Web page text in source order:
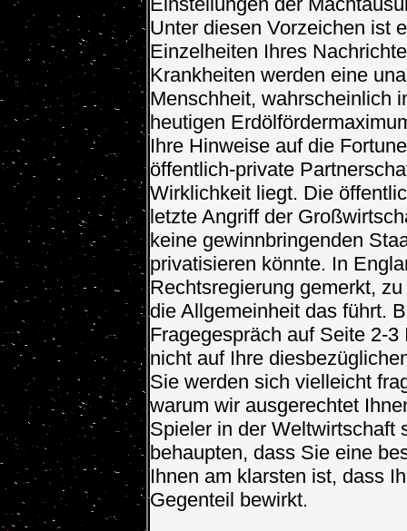
Unter diesen Vorzeichen ist
Einzelheiten Ihres
Krankheiten werden eine
Menschheit, wahrscheinlich
heutigen
Ihre Hinweise auf die
öffentlich-private
Wirklichkeit liegt. Die
letzte Angriff der
keine gewinnbringenden
privatisieren könnte. In
Rechtsregierung gemerkt,
die Allgemeinheit das führt.
Fragegespräch auf Seite 2-
nicht auf Ihre
Sie werden sich vielleicht
warum wir ausgerechtet
Spieler in der Weltwirtschaft
behaupten, dass Sie eine
Ihnen am klarsten ist, dass
Gegenteil bewirkt.